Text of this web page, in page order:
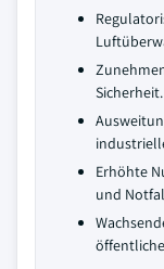
Sicherheit.
Erhöhte
und